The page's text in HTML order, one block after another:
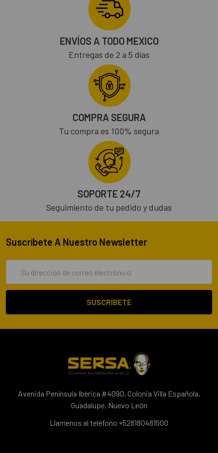
ENVÍOS A TODO MEXICO
Entregas de 2 a 5 días
COMPRA SEGURA
Tu compra es 100% segura
SOPORTE 24/7
Seguimiento de tu pedido y dudas
Suscríbete A Nuestro Newsletter
correo
Avenida Península Ibérica #4090, Colonia Villa Española,
Guadalupe, Nuevo León
Llamenos al teléfono +528180481500